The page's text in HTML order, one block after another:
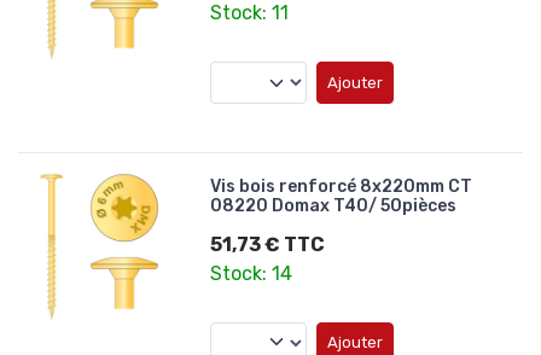
Stock: 11
Ajouter
Vis bois renforcé 8x220mm CT
08220 Domax T40/ 50pièces
51,73 € TTC
Stock: 14
Ajouter